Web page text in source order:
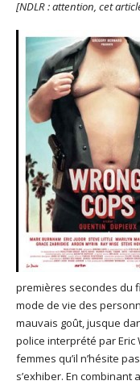
[NDLR : attention, cet
premières secondes du
mode de vie des
mauvais goût, jusque
police interprété par
femmes qu’il n’hésite
s’exhiber. En